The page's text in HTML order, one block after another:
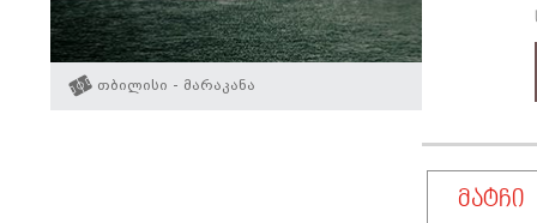
თბილისი - მარაკანა
მატჩი